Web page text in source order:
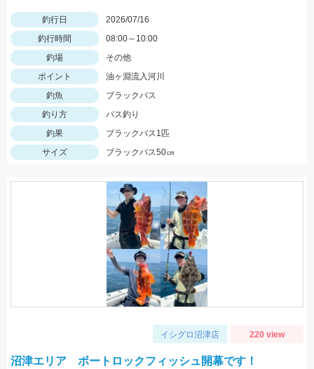
釣行日
2026/07/16
釣行時間
08:00～10:00
釣場
その他
ポイント
油ヶ淵流入河川
釣魚
ブラックバス
釣り方
バス釣り
釣果
ブラックバス1匹
サイズ
ブラックバス50㎝
イシグロ沼津店 220 view
沼津エリア ボートロックフィッシュ開幕です！